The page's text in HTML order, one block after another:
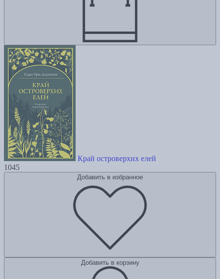
Край островерхих елей
1045
Добавить в избранное
Добавить в корзину